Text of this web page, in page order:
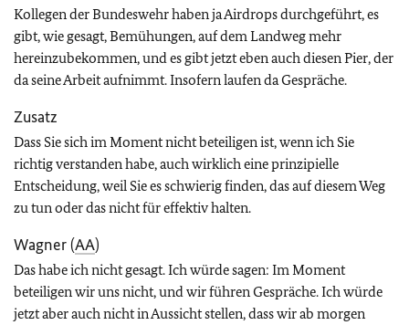
Kollegen der Bundeswehr haben ja Airdrops durchgeführt, es
gibt, wie gesagt, Bemühungen, auf dem Landweg mehr
hereinzubekommen, und es gibt jetzt eben auch diesen Pier, der
da seine Arbeit aufnimmt. Insofern laufen da Gespräche.
Zusatz
Dass Sie sich im Moment nicht beteiligen ist, wenn ich Sie
richtig verstanden habe, auch wirklich eine prinzipielle
Entscheidung, weil Sie es schwierig finden, das auf diesem Weg
zu tun oder das nicht für effektiv halten.
Wagner (AA)
Das habe ich nicht gesagt. Ich würde sagen: Im Moment
beteiligen wir uns nicht, und wir führen Gespräche. Ich würde
jetzt aber auch nicht in Aussicht stellen, dass wir ab morgen